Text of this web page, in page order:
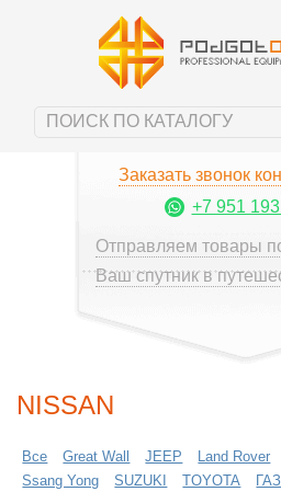
Заказать звонок
+7 951
Отправляем товары
Ваш спутник в
NISSAN
Все Great Wall JEEP Land Rover
Ssang Yong
SUZUKI TOYOTA ГАЗ